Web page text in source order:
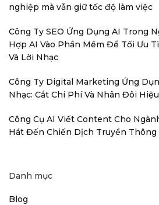
nghiệp mà vẫn giữ tốc độ làm việc
Công Ty SEO Ứng Dụng AI Trong
Hợp AI Vào Phần Mềm Để Tối Ưu
Và Lời Nhạc
Công Ty Digital Marketing Ứng
Nhạc: Cắt Chi Phí Và Nhân Đôi
Công Cụ AI Viết Content Cho
Hát Đến Chiến Dịch Truyền Thông
Danh mục
Blog